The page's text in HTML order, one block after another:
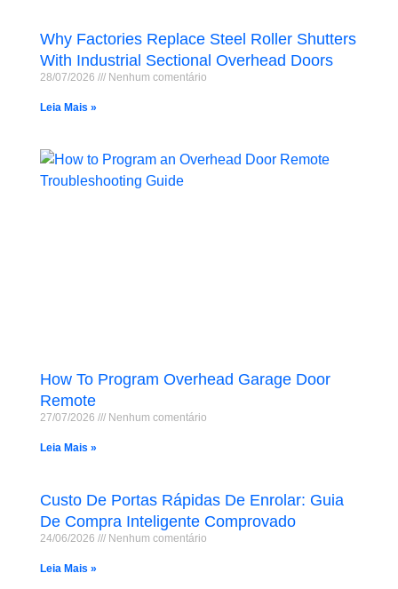
Why Factories Replace Steel Roller Shutters
With Industrial Sectional Overhead Doors
28/07/2026 Nenhum comentário
Leia Mais »
How To Program Overhead Garage Door
Remote
27/07/2026 Nenhum comentário
Leia Mais »
Custo De Portas Rápidas De Enrolar: Guia
De Compra Inteligente Comprovado
24/06/2026 Nenhum comentário
Leia Mais »